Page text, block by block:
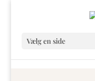
Vælg en side